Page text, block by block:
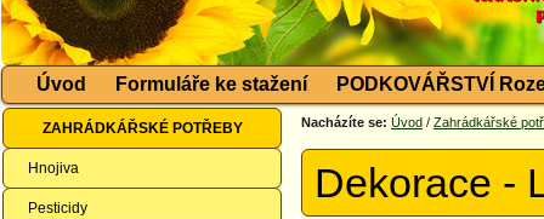
Úvod Formuláře ke stažení PODKOVÁŘSTVÍ
ZAHRÁDKÁŘSKÉ POTŘEBY
Hnojiva
Pesticidy
Nacházíte se: Úvod / Zahrádkářské
Dekorace -